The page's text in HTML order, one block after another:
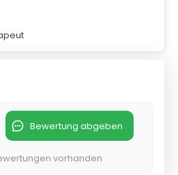
Bewertung abgeben
vorhanden